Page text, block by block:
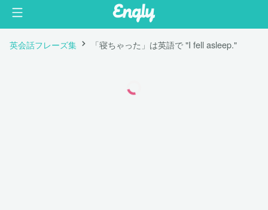
英会話フレーズ集 「寝ちゃった」は英語で "I fell asleep."